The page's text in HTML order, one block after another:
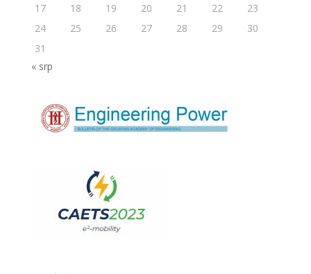
17
18 19 20 21 22
23
24
25 26 27 28 29
30
31
« srp